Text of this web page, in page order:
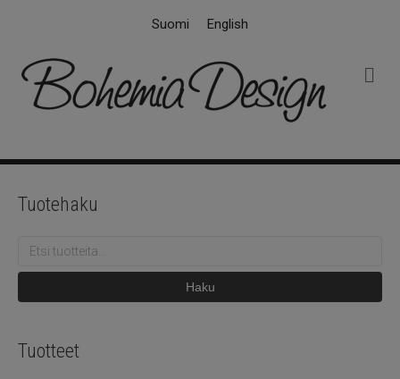
Suomi English
k
Tuotehaku
Etsi:
Haku
Tuotteet